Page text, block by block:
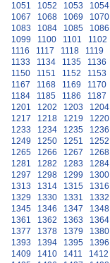
1051
1052 1053 1054
1067
1068 1069 1070
1083
1084 1085 1086
1099
1100 1101 1102
1116
1117 1118 1119
1133
1134 1135 1136
1150
1151 1152 1153
1167
1168 1169 1170
1184
1185 1186 1187
1201
1202 1203 1204
1217
1218 1219 1220
1233
1234 1235 1236
1249
1250 1251 1252
1265
1266 1267 1268
1281
1282 1283 1284
1297
1298 1299 1300
1313
1314 1315 1316
1329
1330 1331 1332
1345
1346 1347 1348
1361
1362 1363 1364
1377
1378 1379 1380
1393
1394 1395 1396
1409
1410 1411 1412